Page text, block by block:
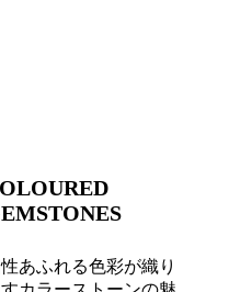
あふれる色彩が織り